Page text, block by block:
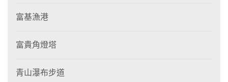
富基漁港
富貴角燈塔
青山瀑布步道